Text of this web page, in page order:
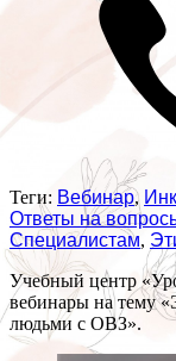
Теги: Вебинар,
Ответы на
Специалистам,
Учебный центр
вебинары на тему
людьми с ОВЗ».